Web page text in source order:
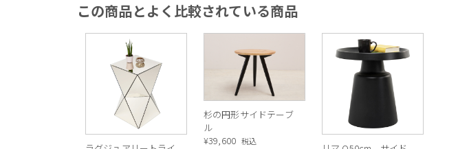
この商品とよく比較されている商品
杉の円形サイドテーブ
ル
¥39,600 税込